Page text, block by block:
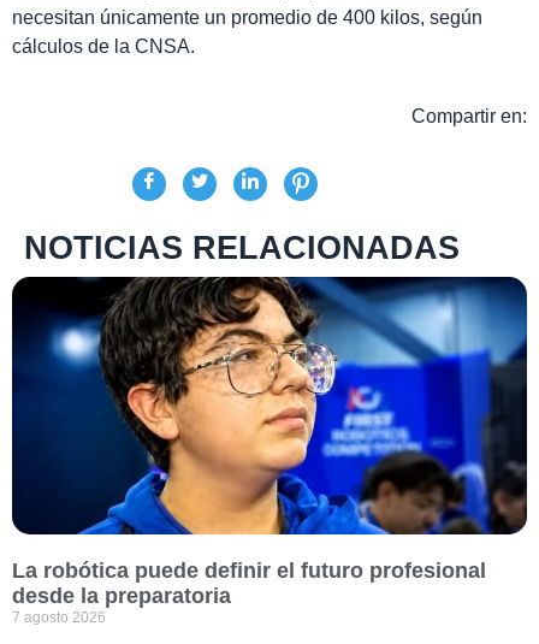
necesitan únicamente un promedio de 400 kilos, según
cálculos de la CNSA.
Compartir en:
NOTICIAS RELACIONADAS
La robótica puede definir el futuro profesional
desde la preparatoria
7 agosto 2026